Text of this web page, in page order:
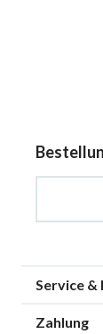
Service &
Zahlung